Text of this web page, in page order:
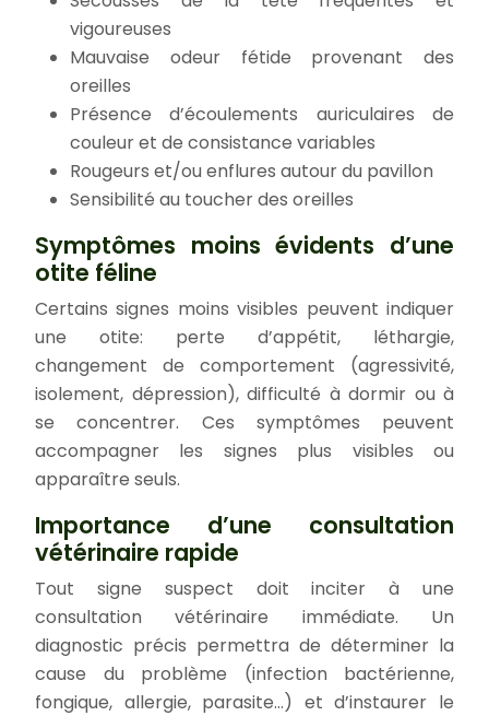
vigoureuses
Mauvaise odeur fétide provenant des
oreilles
Présence d’écoulements auriculaires de
couleur et de consistance variables
Rougeurs et/ou enflures autour du pavillon
Sensibilité au toucher des oreilles
Symptômes moins évidents d’une
otite féline
Certains signes moins visibles peuvent indiquer
une otite: perte d’appétit, léthargie,
changement de comportement (agressivité,
isolement, dépression), difficulté à dormir ou à
se concentrer. Ces symptômes peuvent
accompagner les signes plus visibles ou
apparaître seuls.
Importance d’une consultation
vétérinaire rapide
Tout signe suspect doit inciter à une
consultation vétérinaire immédiate. Un
diagnostic précis permettra de déterminer la
cause du problème (infection bactérienne,
fongique, allergie, parasite…) et d’instaurer le